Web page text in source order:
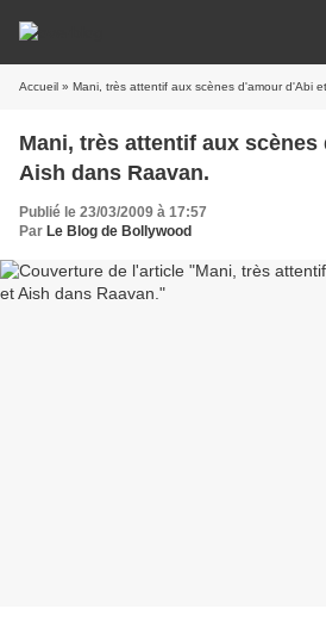
Accueil » Mani, très attentif aux scènes d'amour d'Abi
Mani, très attentif aux
Aish dans Raavan.
Publié le 23/03/2009 à 17:57
Par Le Blog de Bollywood